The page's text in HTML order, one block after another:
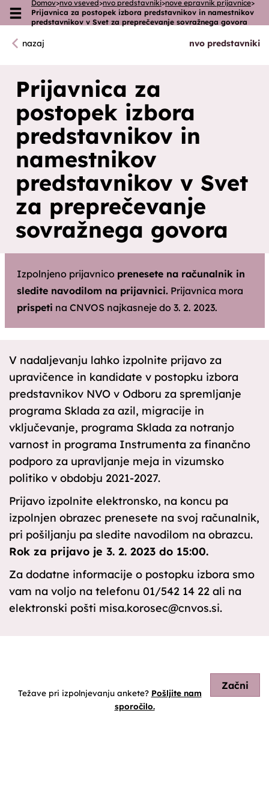
Skoči na vsebino
Domov>nvo vseved >nvo predstavniki>nove epravnik prijavnice>
Prijavnica za postopek izbora predstavnikov in namestnikov
predstavnikov v Svet za preprečevanje sovražnega govora
nazaj nvo predstavniki
Prijavnica za
postopek izbora
predstavnikov in
namestnikov
predstavnikov v Svet
za preprečevanje
sovražnega govora
Izpolnjeno prijavnico prenesete na računalnik in
sledite navodilom na prijavnici.Prijavnica mora
prispeti na CNVOS najkasneje do 3. 2. 2023.
V nadaljevanju lahko izpolnite prijavo za
upravičence in kandidate v postopku izbora
predstavnikov NVO v Odboru za spremljanje
programa Sklada za azil, migracije in
vključevanje, programa Sklada za notranjo
varnost in programa Instrumenta za finančno
podporo za upravljanje meja in vizumsko
politiko v obdobju 2021-2027.
Prijavo izpolnite elektronsko, na koncu pa
izpolnjen obrazec prenesete na svoj računalnik,
pri pošiljanju pa sledite navodilom na obrazcu.
Rok za prijavo je 3. 2. 2023 do 15:00.
Za dodatne informacije o postopku izbora smo
vam na voljo na telefonu 01/542 14 22 ali na
elektronski pošti misa.korosec@cnvos.si.
Začni
Težave pri izpolnjevanju ankete? Pošljite nam
sporočilo.